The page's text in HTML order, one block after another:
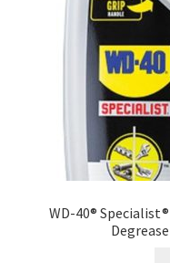
WD-40®